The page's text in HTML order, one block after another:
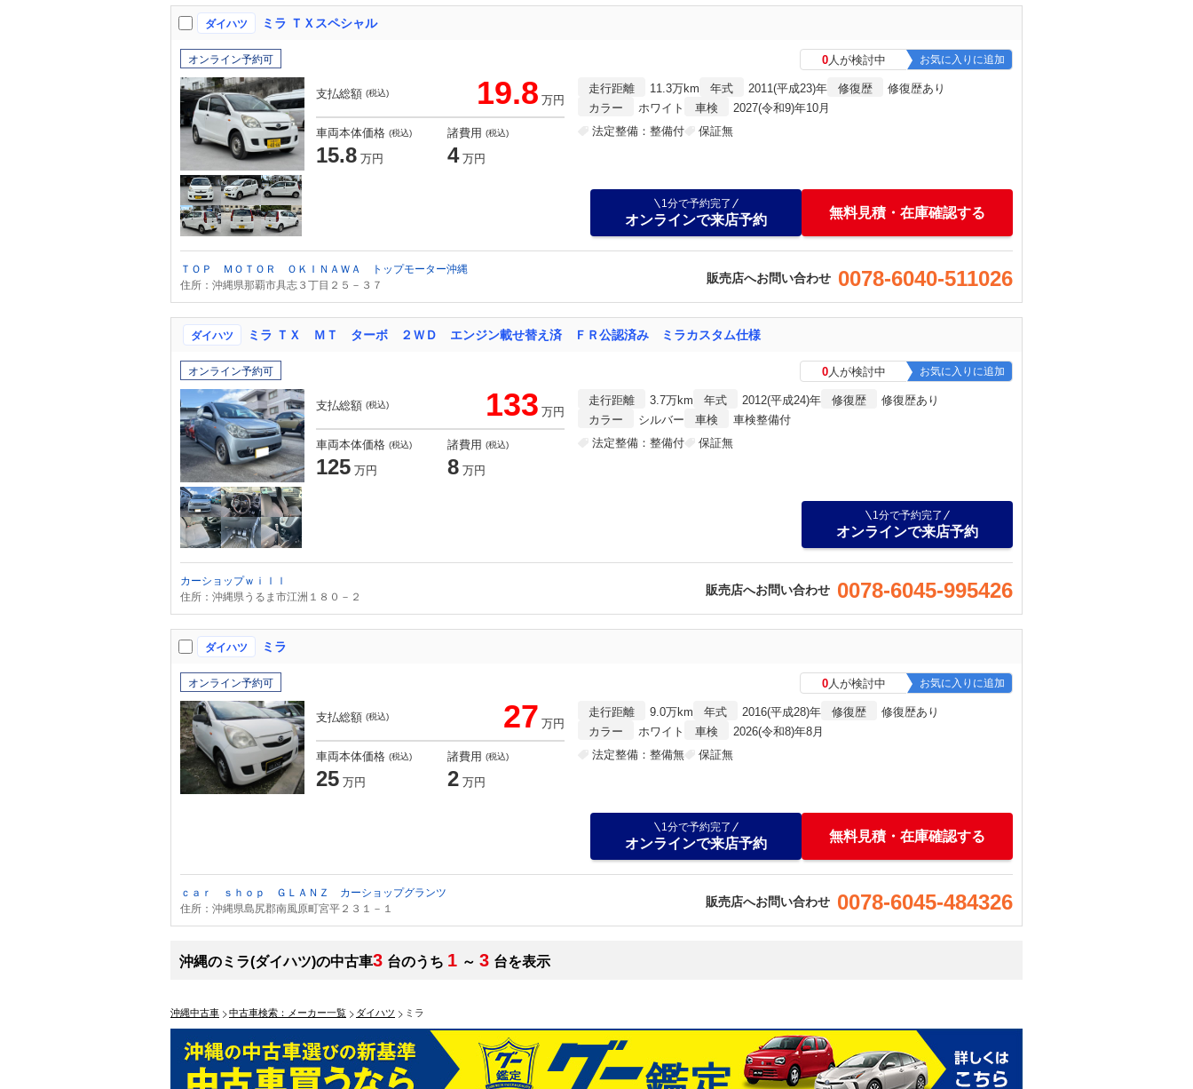
ダイハツ ミラ ＴＸスペシャル
オンライン予約可 0人が検討中 お気に入りに追加
支払総額 (税込) 19.8 万円
車両本体価格 (税込)
15.8 万円
諸費用 (税込)
4 万円
走行距離 11.3万km 年式 2011(平成23)年 修復歴
修復歴あり
カラー
ホワイト 車検
2027(令和9)年10月
法定整備：整備付
保証無
1分で予約完了
オンラインで来店予約 無料見積・在庫確認する
ＴＯＰ ＭＯＴＯＲ ＯＫＩＮＡＷＡ トップモーター沖縄
住所：沖縄県那覇市具志３丁目２５－３７
販売店へお問い合わせ 0078-6040-511026
ダイハツ ミラ ＴＸ ＭＴ ターボ ２ＷＤ エンジン載せ替え済 ＦＲ公認済み ミラカスタム仕様
オンライン予約可 0人が検討中 お気に入りに追加
支払総額 (税込) 133 万円
車両本体価格 (税込)
125 万円
諸費用 (税込)
8 万円
走行距離 3.7万km 年式 2012(平成24)年 修復歴
修復歴あり
カラー
シルバー 車検
車検整備付
法定整備：整備付
保証無
1分で予約完了
オンラインで来店予約
カーショップｗｉｌｌ
住所：沖縄県うるま市江洲１８０－２
販売店へお問い合わせ 0078-6045-995426
ダイハツ ミラ
オンライン予約可 0人が検討中 お気に入りに追加
支払総額 (税込) 27 万円
車両本体価格 (税込)
25 万円
諸費用 (税込)
2 万円
走行距離 9.0万km 年式 2016(平成28)年 修復歴
修復歴あり
カラー
ホワイト 車検
2026(令和8)年8月
法定整備：整備無
保証無
1分で予約完了
オンラインで来店予約 無料見積・在庫確認する
ｃａｒ ｓｈｏｐ ＧＬＡＮＺ カーショップグランツ
住所：沖縄県島尻郡南風原町宮平２３１－１
販売店へお問い合わせ 0078-6045-484326
沖縄のミラ(ダイハツ)の中古車3 台のうち 1 ～ 3 台を表示
沖縄中古車 中古車検索：メーカー一覧 ダイハツ ミラ